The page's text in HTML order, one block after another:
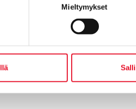
Mieltymykset